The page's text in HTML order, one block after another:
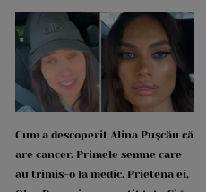
Cum a descoperit Alina Pușcău că
are cancer. Primele semne care
au trimis-o la medic. Prietena ei,